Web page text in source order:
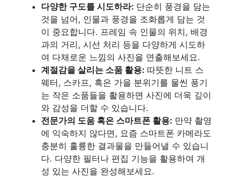
다양한 구도를 시도하라: 단순히 풍경을 담는
것을 넘어, 인물과 풍경을 조화롭게 담는 것
이 중요합니다. 프레임 속 인물의 위치, 배경
과의 거리, 시선 처리 등을 다양하게 시도하
여 다채로운 느낌의 사진을 연출해보세요.
계절감을 살리는 소품 활용: 따뜻한 니트 스
웨터, 스카프, 혹은 가을 분위기를 물씬 풍기
는 작은 소품들을 활용하면 사진에 더욱 깊이
와 감성을 더할 수 있습니다.
전문가의 도움 혹은 스마트폰 활용: 만약 촬영
에 익숙하지 않다면, 요즘 스마트폰 카메라도
충분히 훌륭한 결과물을 만들어낼 수 있습니
다. 다양한 필터나 편집 기능을 활용하여 개
성 있는 사진을 완성해보세요.